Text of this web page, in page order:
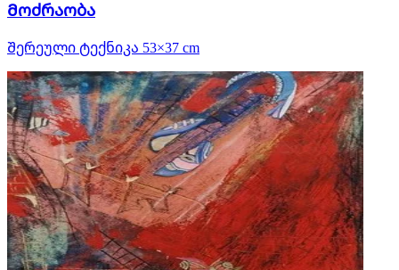
Მოძრაობა
Შერეული ტექნიკა 53×37 cm